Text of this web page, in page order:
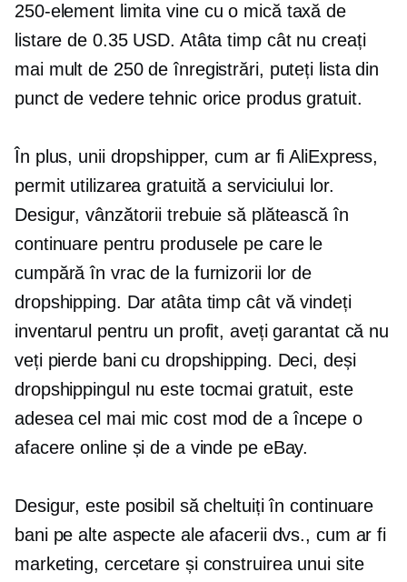
250-elementlimita vine cu o mică taxă de
listare de 0.35 USD. Atâta timp cât nu creați
mai mult de 250 de înregistrări, puteți lista din
punct de vedere tehnic orice produs gratuit.
În plus, unii dropshipper, cum ar fi AliExpress,
permit utilizarea gratuită a serviciului lor.
Desigur, vânzătorii trebuie să plătească în
continuare pentru produsele pe care le
cumpără în vrac de la furnizorii lor de
dropshipping. Dar atâta timp cât vă vindeți
inventarul pentru un profit, aveți garantat că nu
veți pierde bani cu dropshipping. Deci, deși
dropshippingul nu este tocmai gratuit, este
adeseacel mai mic costmod de a începe o
afacere online și de a vinde pe eBay.
Desigur, este posibil să cheltuiți în continuare
bani pe alte aspecte ale afacerii dvs., cum ar fi
marketing, cercetare și construirea unui site